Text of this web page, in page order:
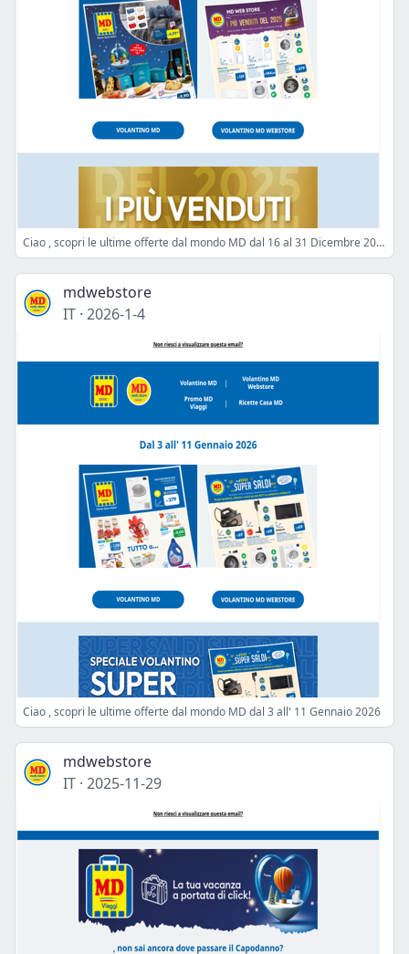
Ciao , scopri le ultime offerte dal mondo MD dal 16 al 31 Dicembre 2025
mdwebstore
IT · 2026-1-4
Ciao , scopri le ultime offerte dal mondo MD dal 3 all' 11 Gennaio 2026
mdwebstore
IT · 2025-11-29